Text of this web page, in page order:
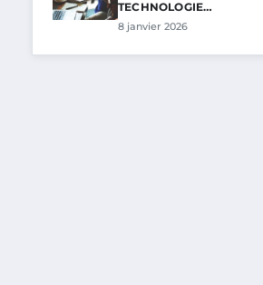
TECHNOLOGIE…
8 janvier 2026